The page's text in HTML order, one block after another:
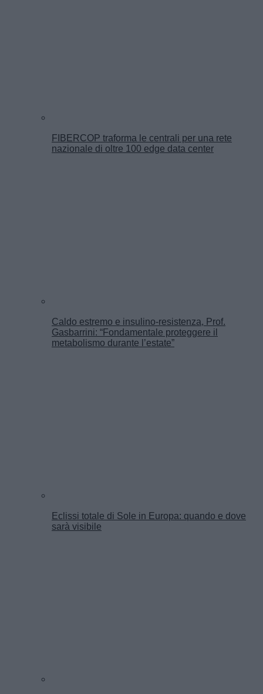
FIBERCOP traforma le centrali per una rete
nazionale di oltre 100 edge data center
Caldo estremo e insulino-resistenza, Prof.
Gasbarrini: “Fondamentale proteggere il
metabolismo durante l’estate”
Eclissi totale di Sole in Europa: quando e dove
sarà visibile